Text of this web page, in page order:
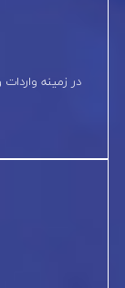
در زمینه